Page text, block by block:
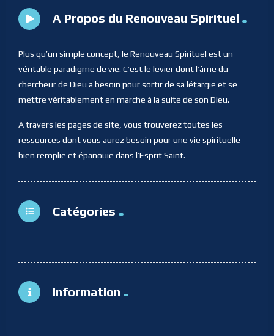
A Propos du Renouveau Spirituel
Plus qu’un simple concept, le Renouveau Spirituel est un
véritable paradigme de vie. C’est le levier dont l’âme du
chercheur de Dieu a besoin pour sortir de sa létargie et se
mettre véritablement en marche à la suite de son Dieu.
A travers les pages de site, vous trouverez toutes les
ressources dont vous aurez besoin pour une vie spirituelle
bien remplie et épanouie dans l’Esprit Saint.
Catégories
Information